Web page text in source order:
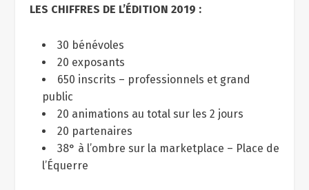
LES CHIFFRES DE L’ÉDITION 2019 :
30 bénévoles
20 exposants
650 inscrits – professionnels et grand
public
20 animations au total sur les 2 jours
20 partenaires
38° à l’ombre sur la marketplace – Place de
l’Équerre